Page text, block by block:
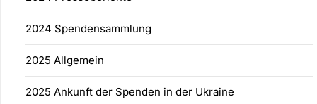
2024 Spendensammlung
2025 Allgemein
2025 Ankunft der Spenden in der Ukraine